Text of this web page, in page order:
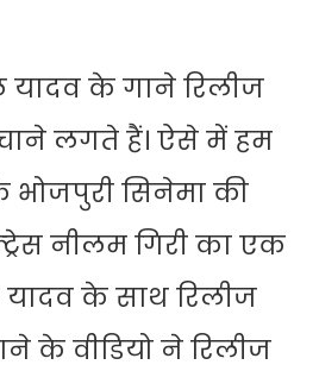
यादव के गाने रिलीज
लगते हैं। ऐसे में हम
सिनेमा की
नीलम गिरी का एक
यादव के साथ रिलीज
के वीडियो ने रिलीज